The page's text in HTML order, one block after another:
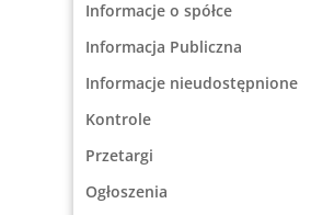
Informacje o spółce
Informacja Publiczna
Informacje nieudostępnione
Kontrole
Przetargi
Ogłoszenia